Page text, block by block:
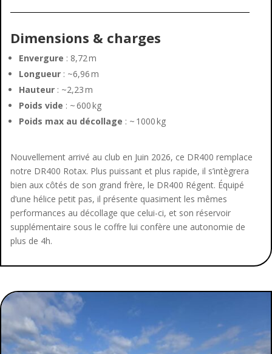
Dimensions & charges
Envergure : 8,72 m
Longueur : ~6,96 m
Hauteur : ~2,23 m
Poids vide : ~ 600 kg
Poids max au décollage : ~ 1000 kg
Nouvellement arrivé au club en Juin 2026, ce DR400 remplace
notre DR400 Rotax. Plus puissant et plus rapide, il s’intègrera
bien aux côtés de son grand frère, le DR400 Régent. Équipé
d’une hélice petit pas, il présente quasiment les mêmes
performances au décollage que celui-ci, et son réservoir
supplémentaire sous le coffre lui confère une autonomie de
plus de 4h.